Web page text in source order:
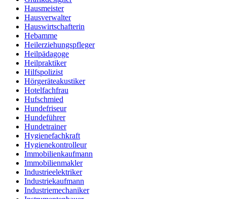
Hausmeister
Hausverwalter
Hauswirtschafterin
Hebamme
Heilerziehungspfleger
Heilpädagoge
Heilpraktiker
Hilfspolizist
Hörgeräteakustiker
Hotelfachfrau
Hufschmied
Hundefriseur
Hundeführer
Hundetrainer
Hygienefachkraft
Hygienekontrolleur
Immobilienkaufmann
Immobilienmakler
Industrieelektriker
Industriekaufmann
Industriemechaniker